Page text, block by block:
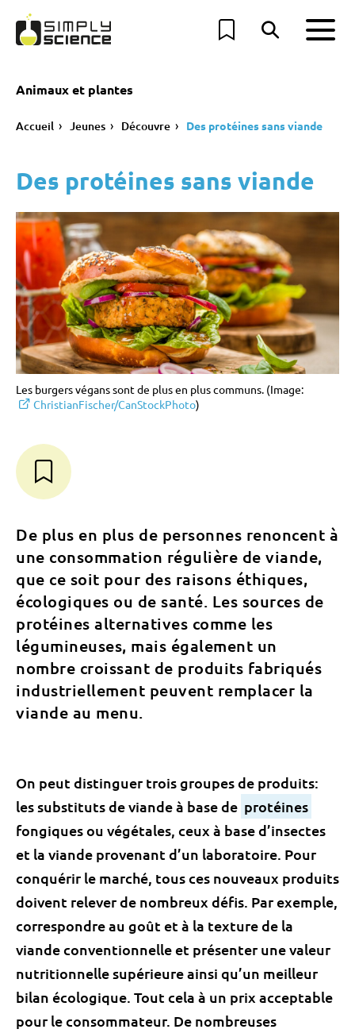
Animaux et plantes
Accueil Jeunes Découvre Des protéines sans viande
Des protéines sans viande
Les burgers végans sont de plus en plus communs. (Image:
ChristianFischer/CanStockPhoto)
De plus en plus de personnes renoncent à
une consommation régulière de viande,
que ce soit pour des raisons éthiques,
écologiques ou de santé. Les sources de
protéines alternatives comme les
légumineuses, mais également un
nombre croissant de produits fabriqués
industriellement peuvent remplacer la
viande au menu.
On peut distinguer trois groupes de produits:
les substituts de viande à basede protéines
fongiques ou végétales, ceux à based’insectes
et la viande provenant d’un laboratoire. Pour
conquérir le marché, tous ces nouveaux produits
doivent relever de nombreux défis. Par exemple,
correspondre au goût et à la texture de la
viande conventionnelle et présenter une valeur
nutritionnelle supérieure ainsi qu’un meilleur
bilan écologique. Tout cela à un prix acceptable
pour le consommateur. De nombreuses